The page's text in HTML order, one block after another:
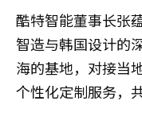
酷特智能董事长张
智造与韩国设计的
海的基地，对接当
个性化定制服务，